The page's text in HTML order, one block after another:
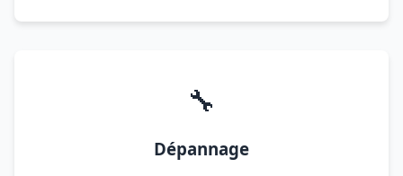
🔧
Dépannage